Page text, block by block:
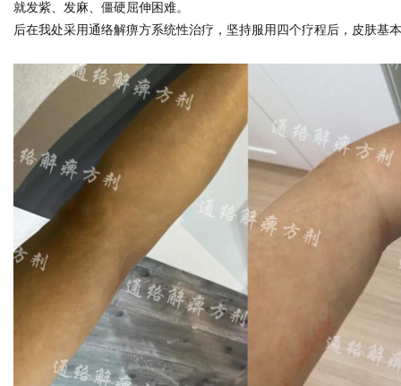
就发紫、发麻、僵硬屈伸困难。
后在我处采用通络解痹方系统性治疗，坚持服用四个疗程后，皮肤基